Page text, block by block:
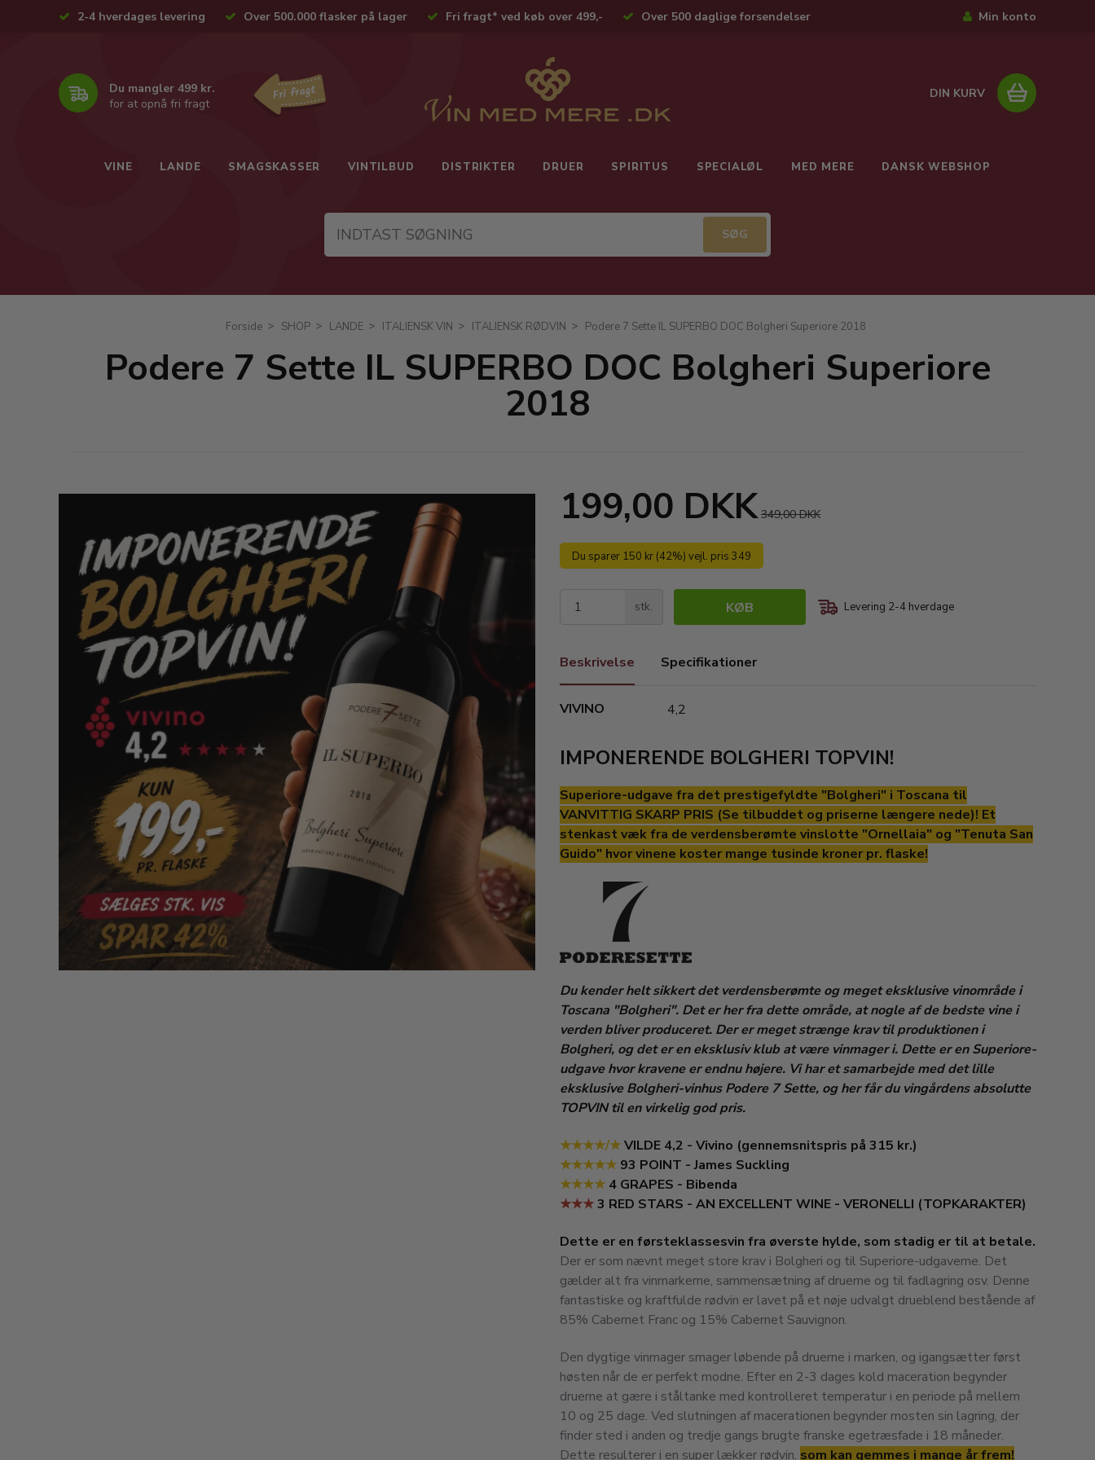
2-4 hverdages levering Over 500.000 flasker på lager Fri fragt* ved køb over 499,- Over 500 daglige forsendelser Min konto
Du mangler 499 kr.
for at opnå fri fragt
DIN KURV
VINE LANDE SMAGSKASSER VINTILBUD DISTRIKTER DRUER SPIRITUS SPECIALØL MED MERE DANSK WEBSHOP
Forside SHOP LANDE ITALIENSK VIN ITALIENSK RØDVIN Podere 7 Sette IL SUPERBO DOC Bolgheri Superiore 2018
Podere 7 Sette IL SUPERBO DOC Bolgheri Superiore
2018
199,00 DKK 349,00 DKK
Du sparer 150 kr (42%) vejl. pris 349
stk. KØB Levering 2-4 hverdage
Beskrivelse Specifikationer
VIVINO 4,2
IMPONERENDE BOLGHERI TOPVIN!
Superiore-udgave fra det prestigefyldte "Bolgheri" i Toscana til
VANVITTIG SKARP PRIS (Se tilbuddet og priserne længere nede)! Et
stenkast væk fra de verdensberømte vinslotte "Ornellaia" og "Tenuta San
Guido" hvor vinene koster mange tusinde kroner pr. flaske!
Du kender helt sikkert det verdensberømte og meget eksklusive vinområde i
Toscana "Bolgheri". Det er her fra dette område, at nogle af de bedste vine i
verden bliver produceret. Der er meget strænge krav til produktionen i
Bolgheri, og det er en eksklusiv klub at være vinmager i. Dette er en Superiore-
udgave hvor kravene er endnu højere. Vi har et samarbejde med det lille
eksklusive Bolgheri-vinhus Podere 7 Sette, og her får du vingårdens absolutte
TOPVIN til en virkelig god pris.
★★★★/★VILDE 4,2 - Vivino (gennemsnitspris på 315 kr.)
★★★★★ 93 POINT - James Suckling
★★★★ 4 GRAPES - Bibenda
★★★3 RED STARS - AN EXCELLENT WINE - VERONELLI (TOPKARAKTER)
Dette er en førsteklassesvin fra øverste hylde, som stadig er til at betale.
Der er som nævnt meget store krav i Bolgheri og til Superiore-udgaverne. Det
gælder alt fra vinmarkerne, sammensætning af druerne og til fadlagring osv. Denne
fantastiske og kraftfulde rødvin er lavet på et nøje udvalgt drueblend bestående af
85% Cabernet Franc og 15% Cabernet Sauvignon.
Den dygtige vinmager smager løbende på druerne i marken, og igangsætter først
høsten når de er perfekt modne. Efter en 2-3 dages kold maceration begynder
druerne at gære i ståltanke med kontrolleret temperatur i en periode på mellem
10 og 25 dage. Ved slutningen af ​​macerationen begynder mosten sin lagring, der
finder sted i anden og tredje gangs brugte franske egetræsfade i 18 måneder.
Dette resulterer i en super lækker rødvin, som kan gemmes i mange år frem!